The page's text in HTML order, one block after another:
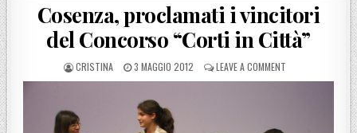
Cosenza, proclamati i vincitori
del Concorso “Corti in Città”
POSTED BY
CRISTINA POSTED ON
3 MAGGIO 2012 LEAVE A COMMENTON COSENZA,